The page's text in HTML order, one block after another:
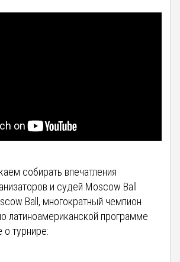
собирать впечатления
и судей Moscow Ball
Ball, многократный чемпион
латиноамериканской программе
турнире: